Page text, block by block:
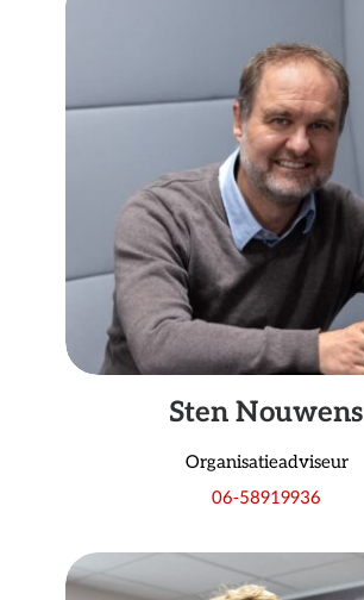
Sten Nouwens
Organisatieadviseur
06-58919936